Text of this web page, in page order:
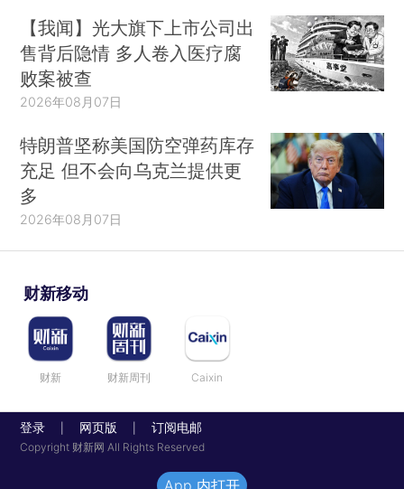
【我闻】光大旗下上市公司出
售背后隐情 多人卷入医疗腐
败案被查
2026年08月07日
特朗普坚称美国防空弹药库存
充足 但不会向乌克兰提供更
多
2026年08月07日
财新移动
财新 财新周刊 Caixin
登录 网页版 订阅电邮
Copyright 财新网 All Rights Reserved
App 内打开